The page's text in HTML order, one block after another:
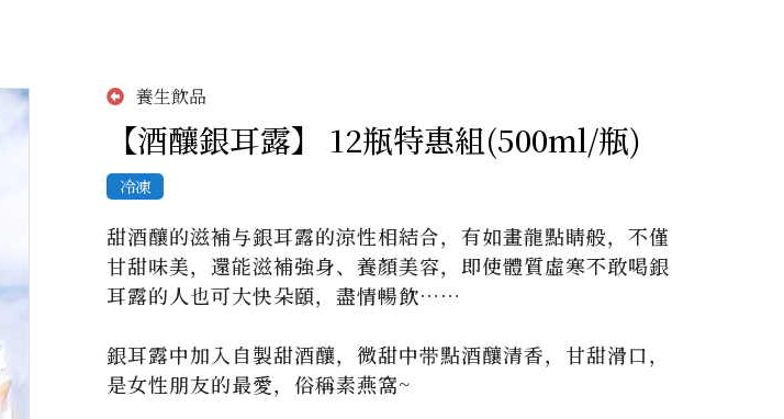
養生飲品
【酒釀銀耳露】 12瓶特惠組(500ml/瓶)
冷凍
甜酒釀的滋補与銀耳露的涼性相結合，有如畫龍點睛般，不僅
甘甜味美，還能滋補強身、養顏美容，即使體質虛寒不敢喝銀
耳露的人也可大快朵頤，盡情暢飲……
銀耳露中加入自製甜酒釀，微甜中带點酒釀清香，甘甜滑口，
是女性朋友的最愛，俗稱素燕窩~